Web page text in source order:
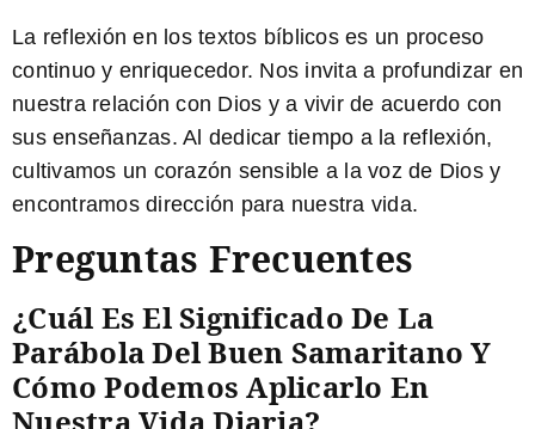
La reflexión en los textos bíblicos es un proceso
continuo y enriquecedor. Nos invita a profundizar en
nuestra relación con Dios y a vivir de acuerdo con
sus enseñanzas. Al dedicar tiempo a la reflexión,
cultivamos un corazón sensible a la voz de Dios y
encontramos dirección para nuestra vida.
Preguntas Frecuentes
¿Cuál Es El Significado De La
Parábola Del Buen Samaritano Y
Cómo Podemos Aplicarlo En